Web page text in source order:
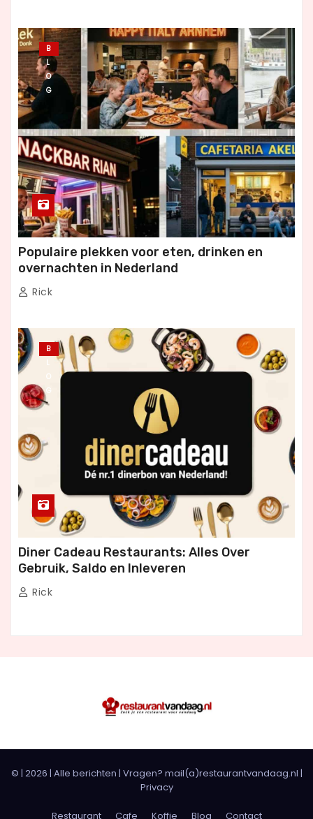
B
L
O
G
Populaire plekken voor eten, drinken en
overnachten in Nederland
Rick
B
L
O
G
Diner Cadeau Restaurants: Alles Over
Gebruik, Saldo en Inleveren
Rick
© | 2026 | Alle berichten | Vragen? mail(a)restaurantvandaag.nl |
Privacy
Restaurant Cafe Koffie Blog Contact